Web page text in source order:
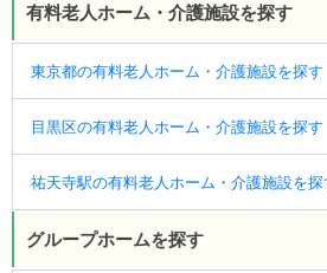
有料老人ホーム・介護施設を探す
東京都の有料老人ホーム・介護施設を探す
目黒区の有料老人ホーム・介護施設を探す
祐天寺駅の有料老人ホーム・介護施設を探
グループホームを探す